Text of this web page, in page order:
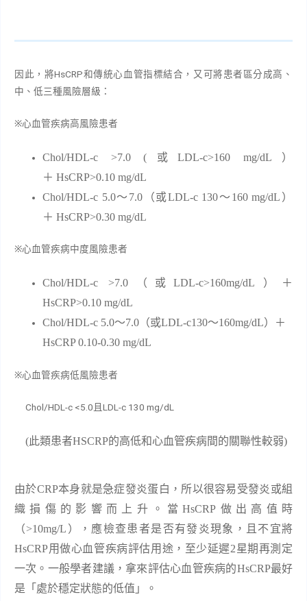
因此，將HsCRP和傳統心血管指標結合，又可將患者區分成高、
中、低三種風險層級：
※心血管疾病高風險患者
Chol/HDL-c >7.0 ( 或LDL-c>160 mg/dL ）
＋HsCRP>0.10 mg/dL
Chol/HDL-c 5.0～ 7.0（或LDL-c 130～ 160 mg/dL ）
＋HsCRP>0.30 mg/dL
※心血管疾病中度風險患者
Chol/HDL-c >7.0 （或LDL-c>160mg/dL ）＋
HsCRP>0.10 mg/dL
Chol/HDL-c 5.0～7.0 （或LDL-c130～160mg/dL）＋
HsCRP 0.10-0.30 mg/dL
※心血管疾病低風險患者
Chol/HDL-c <5.0 且 LDL-c 130 mg/dL
(此類患者HSCRP的高低和心血管疾病間的關聯性較弱)
由於CRP本身就是急症發炎蛋白，所以很容易受發炎或組
織損傷的影響而上升。當HsCRP 做出高值時
（>10mg/L ）
，應檢查患者是否有發炎現象，且不宜將
HsCRP用做心血管疾病評估用途，至少延遲2星期再測定
一次。一般學者建議，拿來評估心血管疾病的HsCRP最好
是「處於穩定狀態的低值」。